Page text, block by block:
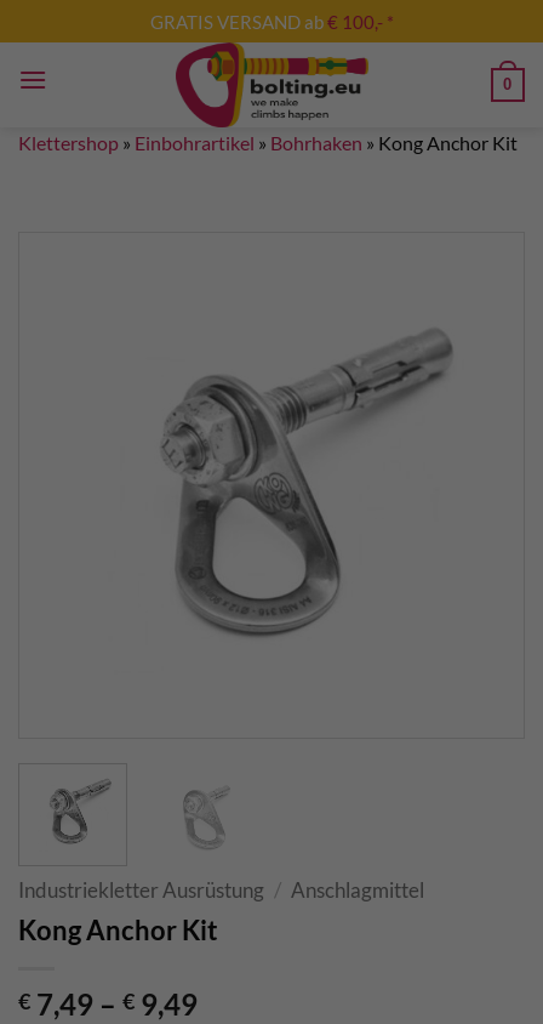
Inhalt
springen
GRATIS VERSAND ab€ 100,- *
0
Klettershop » Einbohrartikel » Bohrhaken » Kong Anchor Kit
Industriekletter Ausrüstung / Anschlagmittel
Kong Anchor Kit
€ 7,49 – € 9,49